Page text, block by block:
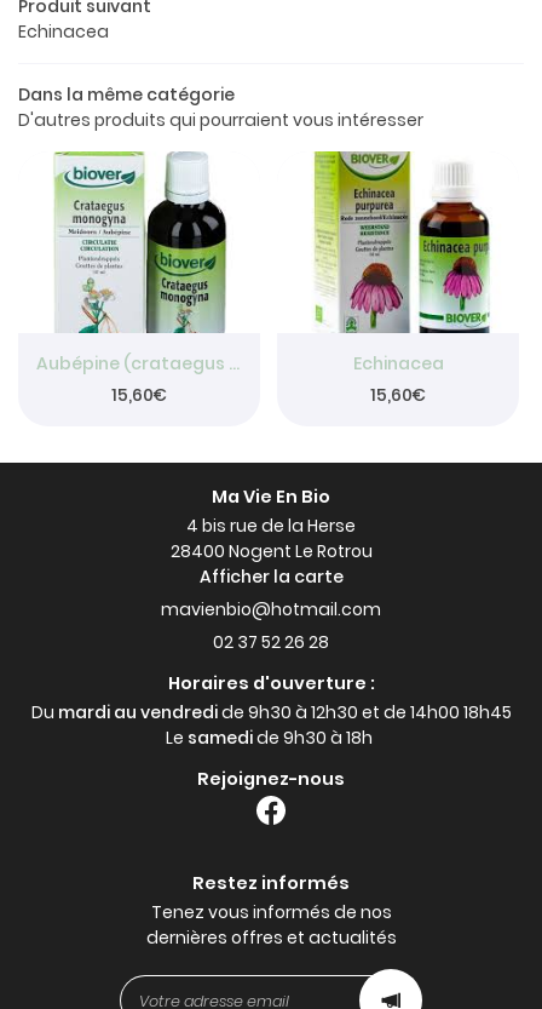
boutique
Avis
Contact
INSCRIPTION
Rejoignez-
Produit suivant
Echinacea
Dans la même catégorie
D'autres produits qui pourraient vous intéresser
Aubépine (crataegus monogyna)
15,60€
Echinacea
15,60€
Ma Vie En Bio
4 bis rue de la Herse
28400 Nogent Le Rotrou
Afficher la carte
02 37 52 26 28
Horaires d'ouverture :
Du mardi au vendredide 9h30 à 12h30 et de 14h00 18h45
Le samedide 9h30 à 18h
Rejoignez-nous
Restez informés
Tenez vous informés de nos
dernières offres et actualités